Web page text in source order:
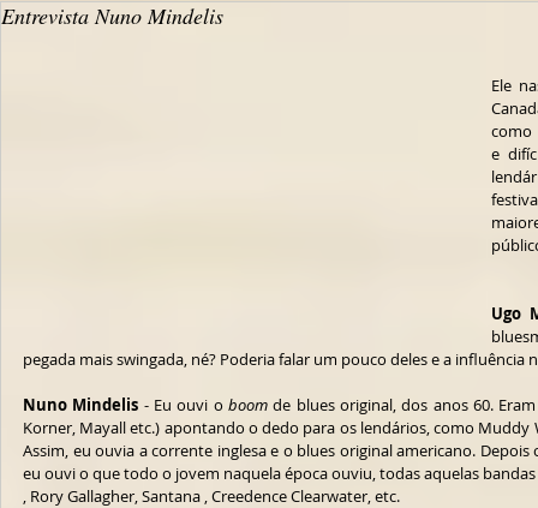
Entrevista Nuno Mindelis
Ele
como
e
Ugo
pegada mais swingada, né? Poderia falar um pouco deles e a influência
Nuno Mindelis - Eu ouvi o boom de blues original, dos anos 60.
Korner, Mayall etc.) apontando o dedo para os lendários, como Muddy
Assim, eu ouvia a corrente inglesa e o blues original americano.
eu ouvi o que todo o jovem naquela época ouviu, todas aquelas
, Rory Gallagher, Santana , Creedence Clearwater, etc.